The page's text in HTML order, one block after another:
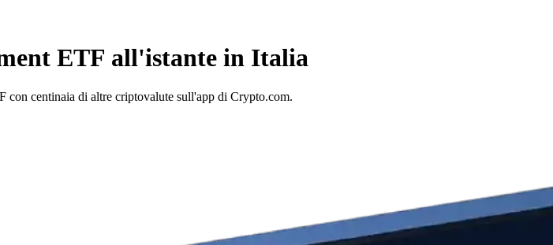
ETF all'istante in Italia
con centinaia di altre criptovalute sull'app di Crypto.com.